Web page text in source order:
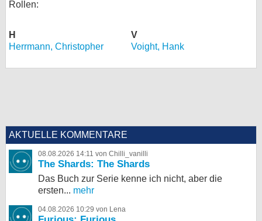
Rollen:
H
Herrmann, Christopher
V
Voight, Hank
AKTUELLE KOMMENTARE
08.08.2026 14:11 von Chilli_vanilli
The Shards: The Shards
Das Buch zur Serie kenne ich nicht, aber die
ersten... mehr
04.08.2026 10:29 von Lena